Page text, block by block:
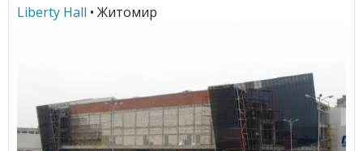
Liberty Hall • Житомир